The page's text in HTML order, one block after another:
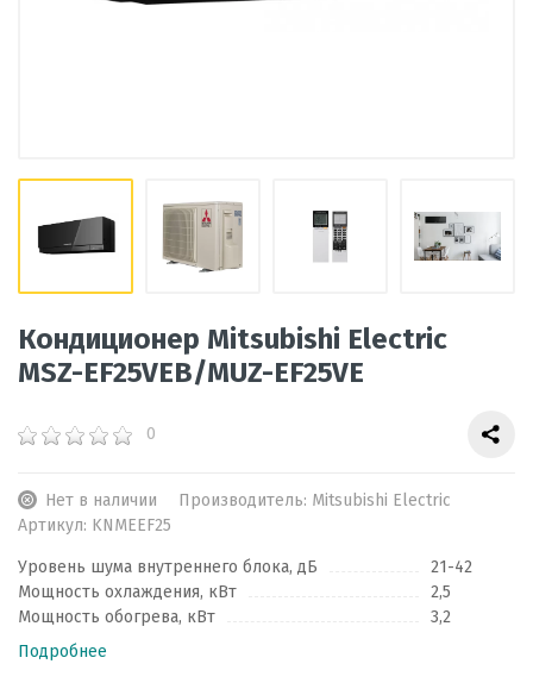
Кондиционер Mitsubishi Electric
MSZ-EF25VEB/MUZ-EF25VE
0
Нет в наличии Производитель: Mitsubishi Electric
Артикул: KNMEEF25
Уровень шума внутреннего блока, дБ
21-42
Мощность охлаждения, кВт
2,5
Мощность обогрева, кВт
3,2
Подробнее